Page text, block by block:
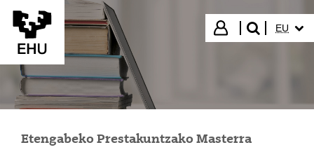
Eduki nagusira joan
Hasi saioa
bilatu"
EU
Etengabeko Prestakuntzako Masterra